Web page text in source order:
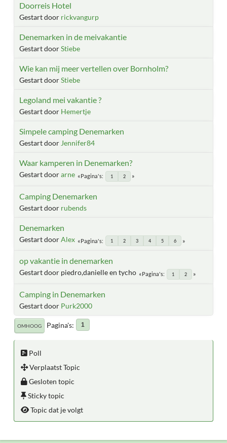
Doorreis Hotel
Gestart door rickvangurp
Denemarken in de meivakantie
Gestart doorStiebe
Wie kan mij meer vertellen over Bornholm?
Gestart doorStiebe
Legoland mei vakantie ?
Gestart door Hemertje
Simpele camping Denemarken
Gestart door Jennifer84
Waar kamperen in Denemarken?
Gestart doorarne Pagina's 1 2
Camping Denemarken
Gestart door rubends
Denemarken
Gestart doorAlex Pagina's 1 2 3 4 5 6
op vakantie in denemarken
Gestart door piedro,danielle en tycho Pagina's 1 2
Camping in Denemarken
Gestart door Purk2000
OMHOOG Pagina's 1
Poll
Verplaatst Topic
Gesloten topic
Sticky topic
Topic dat je volgt